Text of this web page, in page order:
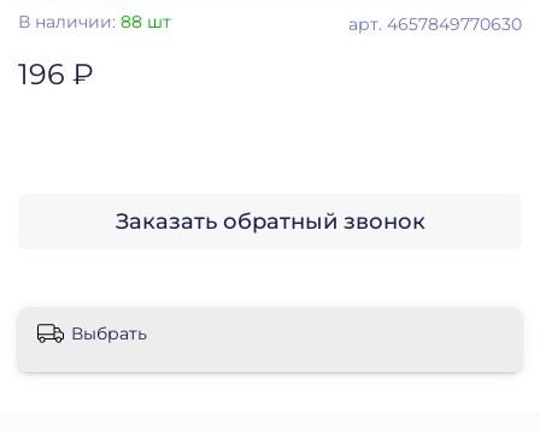
арт. 4657849770630
В наличии: 88 шт
196 ₽
Заказать обратный звонок
Выбрать